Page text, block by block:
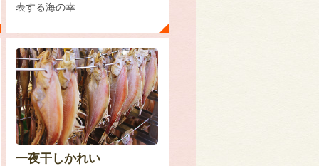
表する海の幸
一夜干しかれい